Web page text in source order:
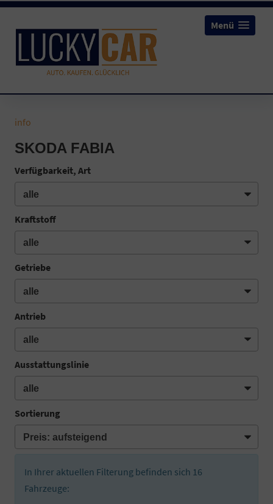
Menü
info
SKODA FABIA
Verfügbarkeit, Art
Kraftstoff
Getriebe
Antrieb
Ausstattungslinie
Sortierung
In Ihrer aktuellen Filterung befinden sich 16
Fahrzeuge: